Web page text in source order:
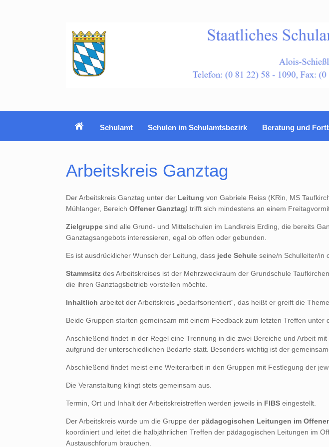
Schulamt Schulen im Schulamtsbezirk Beratung und
Arbeitskreis Ganztag
Der Arbeitskreis Ganztag unter der Leitung von Gabriele Reiss (KRin, MS
Mühlanger, Bereich Offener Ganztag) trifft sich mindestens an einem
Zielgruppe sind alle Grund- und Mittelschulen im Landkreis Erding, die bereits
Ganztagsangebots interessieren, egal ob offen oder gebunden.
Es ist ausdrücklicher Wunsch der Leitung, dass jede Schule seine/n Schulleiter/in
Stammsitz des Arbeitskreises ist der Mehrzweckraum der Grundschule
die ihren Ganztagsbetrieb vorstellen möchte.
Inhaltlich arbeitet der Arbeitskreis „bedarfsorientiert“, das heißt er greift die
Beide Gruppen starten gemeinsam mit einem Feedback zum letzten Treffen unter
Anschließend findet in der Regel eine Trennung in die zwei Bereiche und Arbeit
aufgrund der unterschiedlichen Bedarfe statt. Besonders wichtig ist der
Abschließend findet meist eine Weiterarbeit in den Gruppen mit Festlegung der
Die Veranstaltung klingt stets gemeinsam aus.
Termin, Ort und Inhalt der Arbeitskreistreffen werden jeweils in FIBS eingestellt.
Der Arbeitskreis wurde um die Gruppe der pädagogischen Leitungen im
koordiniert und leitet die halbjährlichen Treffen der pädagogischen Leitungen im
Austauschforum brauchen.